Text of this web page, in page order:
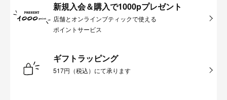
新規入会＆購入で1000pプレゼント
店舗とオンラインブティックで使える
ポイントサービス
ギフトラッピング
517円（税込）にて承ります